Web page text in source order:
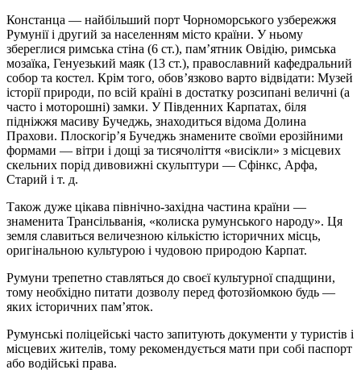
Констанца — найбільший порт Чорноморського узбережжя
Румунії і другий за населенням місто країни. У ньому
збереглися римська стіна (6 ст.), пам’ятник Овідію, римська
мозаїка, Генуезький маяк (13 ст.), православний кафедральний
собор та костел. Крім того, обов’язково варто відвідати: Музей
історії природи, по всій країні в достатку розсипані величні (а
часто і моторошні) замки. У Південних Карпатах, біля
підніжжя масиву Бучеджь, знаходиться відома Долина
Прахови. Плоскогір’я Бучеджь знамените своїми ерозійними
формами — вітри і дощі за тисячоліття «висікли» з місцевих
скельних порід дивовижні скульптури — Сфінкс, Арфа,
Старий і т. д.
Також дуже цікава північно-західна частина країни —
знаменита Трансільванія, «колиска румунського народу». Ця
земля славиться величезною кількістю історичних місць,
оригінальною культурою і чудовою природою Карпат.
Румуни трепетно ставляться до своєї культурної спадщини,
тому необхідно питати дозволу перед фотозйомкою будь —
яких історичних пам’яток.
Румунські поліцейські часто запитують документи у туристів і
місцевих жителів, тому рекомендується мати при собі паспорт
або водійські права.